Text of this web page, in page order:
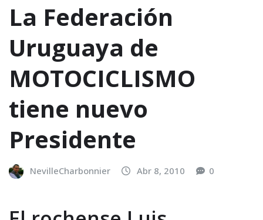
La Federación
Uruguaya de
MOTOCICLISMO
tiene nuevo
Presidente
NevilleCharbonnier Abr 8, 2010 0